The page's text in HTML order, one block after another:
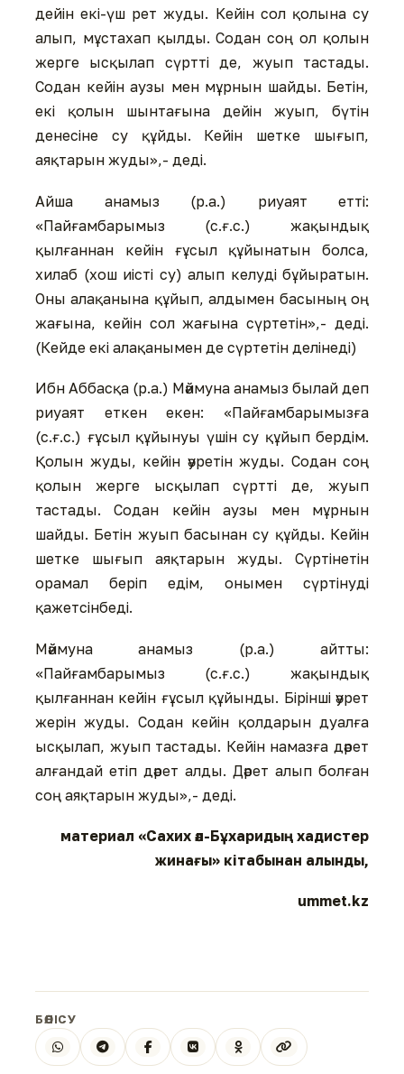
дейін екі-үш рет жуды. Кейін сол қолына су
алып, мұстахап қылды. Содан соң ол қолын
жерге ысқылап сүртті де, жуып тастады.
Содан кейін аузы мен мұрнын шайды. Бетін,
екі қолын шынтағына дейін жуып, бүтін
денесіне су құйды. Кейін шетке шығып,
аяқтарын жуды»,- деді.
Айша анамыз (р.а.) риуаят етті:
«Пайғамбарымыз (с.ғ.с.) жақындық
қылғаннан кейін ғұсыл құйынатын болса,
хилаб (хош иісті су) алып келуді бұйыратын.
Оны алақанына құйып, алдымен басының оң
жағына, кейін сол жағына сүртетін»,- деді.
(Кейде екі алақанымен де сүртетін делінеді)
Ибн Аббасқа (р.а.) Мәймуна анамыз былай деп
риуаят еткен екен: «Пайғамбарымызға
(с.ғ.с.) ғұсыл құйынуы үшін су құйып бердім.
Қолын жуды, кейін әуретін жуды. Содан соң
қолын жерге ысқылап сүртті де, жуып
тастады. Содан кейін аузы мен мұрнын
шайды. Бетін жуып басынан су құйды. Кейін
шетке шығып аяқтарын жуды. Сүртінетін
орамал беріп едім, онымен сүртінуді
қажетсінбеді.
Мәймуна анамыз (р.а.) айтты:
«Пайғамбарымыз (с.ғ.с.) жақындық
қылғаннан кейін ғұсыл құйынды. Бірінші әурет
жерін жуды. Содан кейін қолдарын дуалға
ысқылап, жуып тастады. Кейін намазға дәрет
алғандай етіп дәрет алды. Дәрет алып болған
соң аяқтарын жуды»,- деді.
материал «Сахих әл-Бұхаридың хадистер
жинағы» кітабынан алынды,
ummet.kz
БӨЛІСУ